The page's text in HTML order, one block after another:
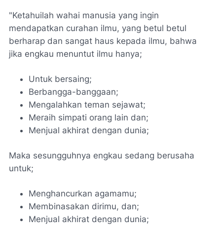
"Ketahuilah wahai manusia yang ingin
mendapatkan curahan ilmu, yang betul betul
berharap dan sangat haus kepada ilmu, bahwa
jika engkau menuntut ilmu hanya;
Untuk bersaing;
Berbangga-banggaan;
Mengalahkan teman sejawat;
Meraih simpati orang lain dan;
Menjual akhirat dengan dunia;
Maka sesungguhnya engkau sedang berusaha
untuk;
Menghancurkan agamamu;
Membinasakan dirimu, dan;
Menjual akhirat dengan dunia;